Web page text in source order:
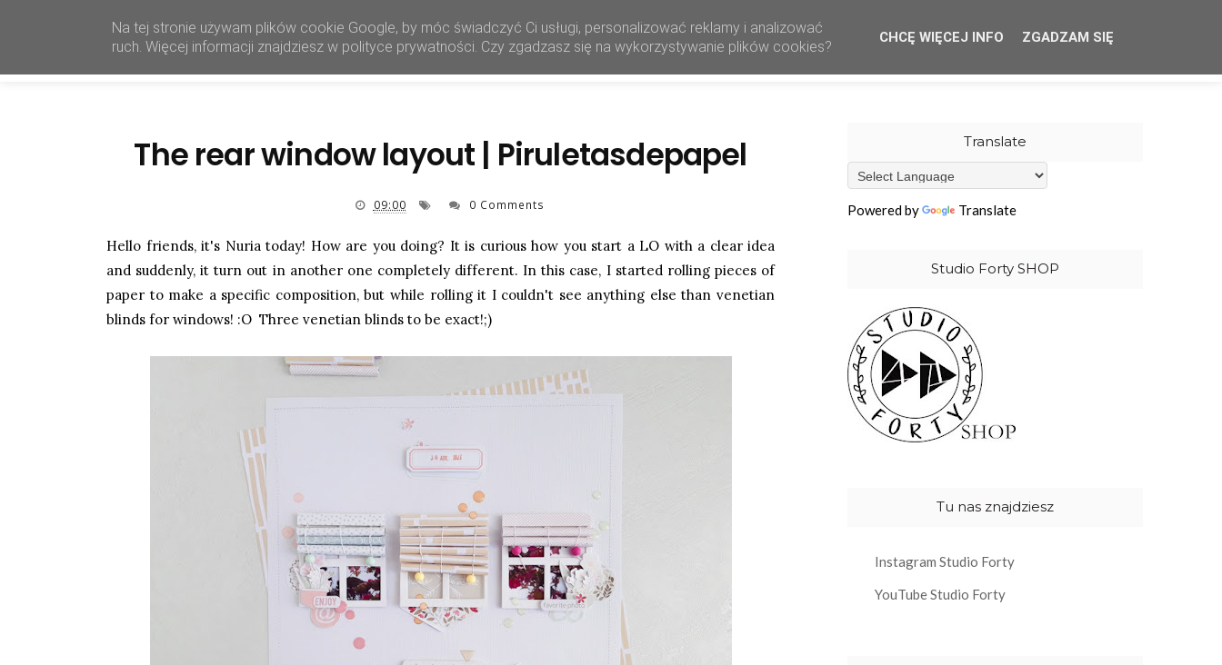
HOME SHOP CREATIVE TEAM WHOLESALE OUR STAMPS
The rear window layout | Piruletasdepapel
09:00 0 Comments
Hello friends, it's Nuria today! How are you doing? It is curious how you start a LO with a clear idea
and suddenly, it turn out in another one completely different. In this case, I started rolling pieces of
paper to make a specific composition, but while rolling it I couldn't see anything else than venetian
blinds for windows! :O Three venetian blinds to be exact!;)
Translate
Powered by Translate
Studio Forty SHOP
Tu nas znajdziesz
Instagram Studio Forty
YouTube Studio Forty
Na tej stronie używam plików cookie Google, by móc świadczyć Ci usługi, personalizować reklamy i analizować
ruch. Więcej informacji znajdziesz w polityce prywatności. Czy zgadzasz się na wykorzystywanie plików cookies?
CHCĘ WIĘCEJ INFO ZGADZAM SIĘ